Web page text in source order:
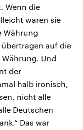
Wenn die
waren sie
Währung
auf die
Und
der
halb ironisch,
nicht alle
Deutschen
Das war